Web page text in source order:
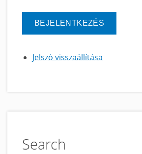
Jelszó visszaállítása
Search